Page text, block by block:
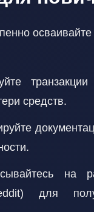
средств.
на
для